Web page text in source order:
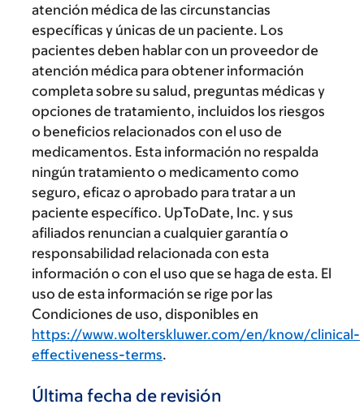
atención médica de las circunstancias
específicas y únicas de un paciente. Los
pacientes deben hablar con un proveedor de
atención médica para obtener información
completa sobre su salud, preguntas médicas y
opciones de tratamiento, incluidos los riesgos
o beneficios relacionados con el uso de
medicamentos. Esta información no respalda
ningún tratamiento o medicamento como
seguro, eficaz o aprobado para tratar a un
paciente específico. UpToDate, Inc. y sus
afiliados renuncian a cualquier garantía o
responsabilidad relacionada con esta
información o con el uso que se haga de esta. El
uso de esta información se rige por las
Condiciones de uso, disponibles en
https://www.wolterskluwer.com/en/know/clinical-
effectiveness-terms.
Última fecha de revisión